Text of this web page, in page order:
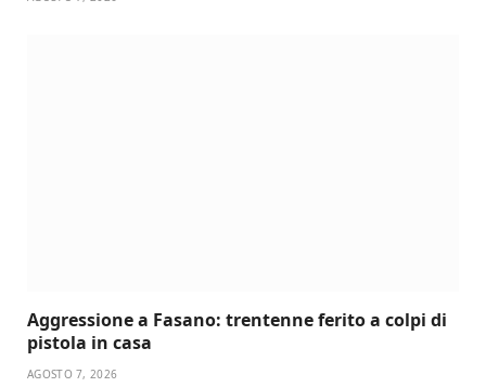
Aggressione a Fasano: trentenne ferito a colpi di
pistola in casa
AGOSTO 7, 2026